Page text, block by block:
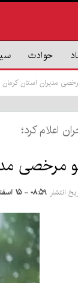
حوادث
مدیران استان کرمان
اعلام کرد؛
مرخصی
انتشار ۰۸:۵۹ - ۱۵ اسفند ۱۴۰۳